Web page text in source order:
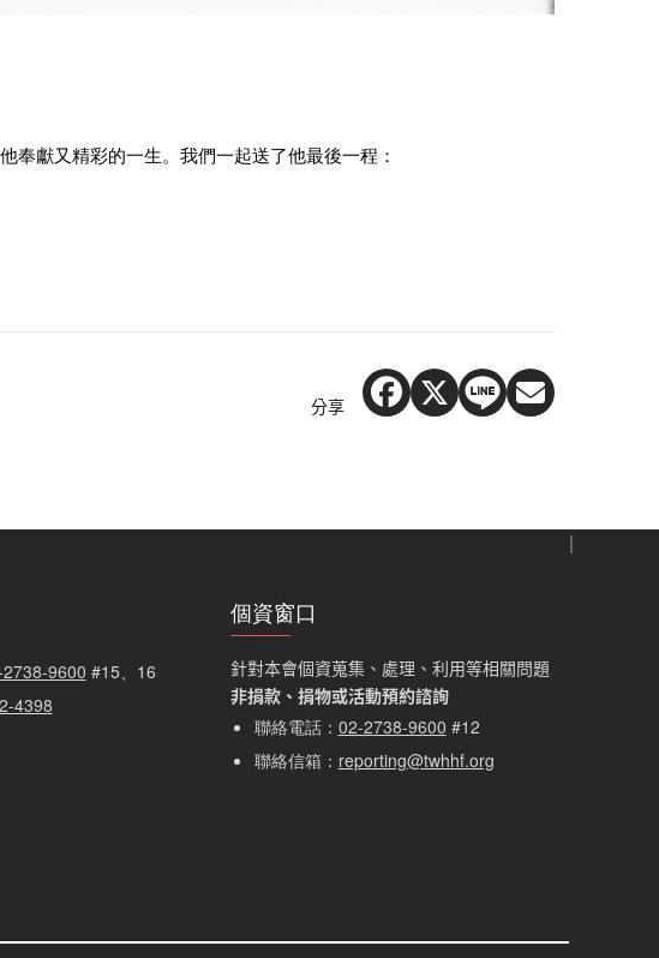
獻又精彩的一生。我們一起送了他最後一程：
分享
9600 #15、16
4398
個資窗口
針對本會個資蒐集、處理、利用等相關問題
非捐款、捐物或活動預約諮詢
聯絡電話： 02-2738-9600 #12
聯絡信箱： reporting@twhhf.org